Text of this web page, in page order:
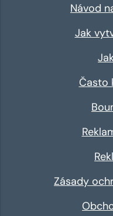
Návod
Jak
Často
Zásady